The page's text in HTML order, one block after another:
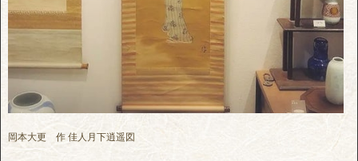
岡本大更 作 佳人月下逍遥図